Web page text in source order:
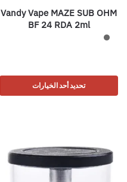
Vandy Vape MAZE SUB OHM
BF 24 RDA 2ml
تحديد أحد الخيارات